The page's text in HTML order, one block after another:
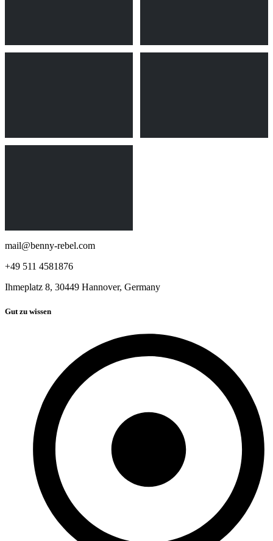
mail@benny-rebel.com
+49 511 4581876
Ihmeplatz 8, 30449 Hannover, Germany
Gut zu wissen